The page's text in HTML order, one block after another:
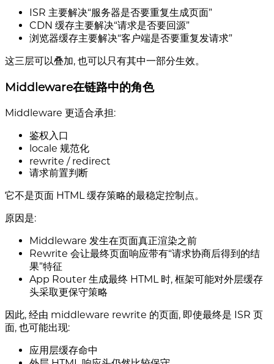
ISR 主要解决“服务器是否要重复生成页面”
CDN 缓存主要解决“请求是否要回源”
浏览器缓存主要解决“客户端是否要重复发请求”
这三层可以叠加, 也可以只有其中一部分生效。
Middleware在链路中的角色
Middleware 更适合承担:
鉴权入口
locale 规范化
rewrite / redirect
请求前置判断
它不是页面 HTML 缓存策略的最稳定控制点。
原因是:
Middleware 发生在页面真正渲染之前
Rewrite 会让最终页面响应带有“请求协商后得到的结
果”特征
App Router 生成最终 HTML 时, 框架可能对外层缓存
头采取更保守策略
因此, 经由 middleware rewrite 的页面, 即使最终是 ISR 页
面, 也可能出现:
应用层缓存命中